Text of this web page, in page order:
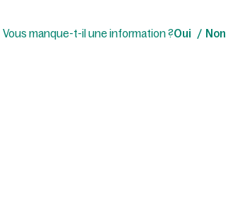
Vous manque-t-il une information ?Oui Non